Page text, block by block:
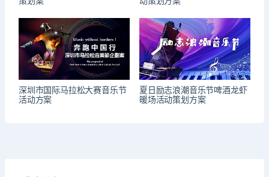
深圳市国际马拉松大赛音乐节
活动方案
夏日励志浪潮音乐节啤酒龙虾
暖场活动策划方案